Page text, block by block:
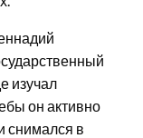
изучал
он активно
снимался в